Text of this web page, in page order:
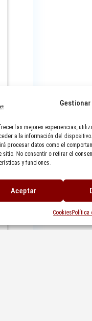
las mejores experiencias,
a la información del
procesar datos como el
sitio. No consentir o retirar el
y funciones.
Aceptar
Cookies